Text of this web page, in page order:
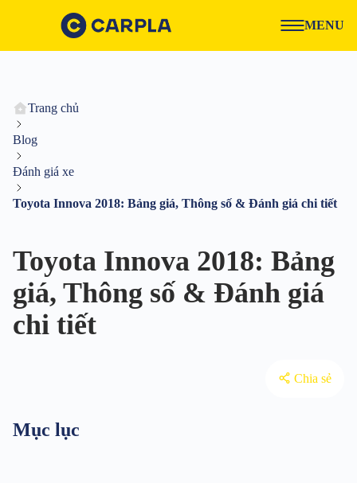
MENU
Trang chủ
Blog
Đánh giá xe
Toyota Innova 2018: Bảng giá, Thông số & Đánh giá chi tiết
Toyota Innova 2018: Bảng
giá, Thông số & Đánh giá
chi tiết
Chia sẻ
Mục lục